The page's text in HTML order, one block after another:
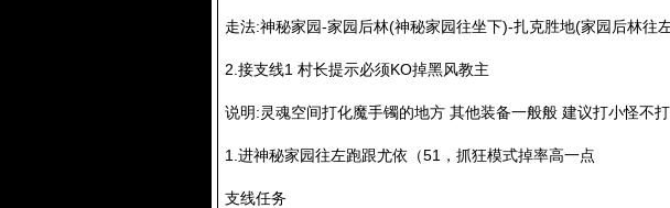
走法:神秘家园-家园后林(神秘家园往坐下)-扎克胜地(家园后林往
2.接支线1 村长提示必须KO掉黑风教主
说明:灵魂空间打化魔手镯的地方 其他装备一般般 建议打小怪不
1.进神秘家园往左跑跟尤依（51，抓狂模式掉率高一点
支线任务